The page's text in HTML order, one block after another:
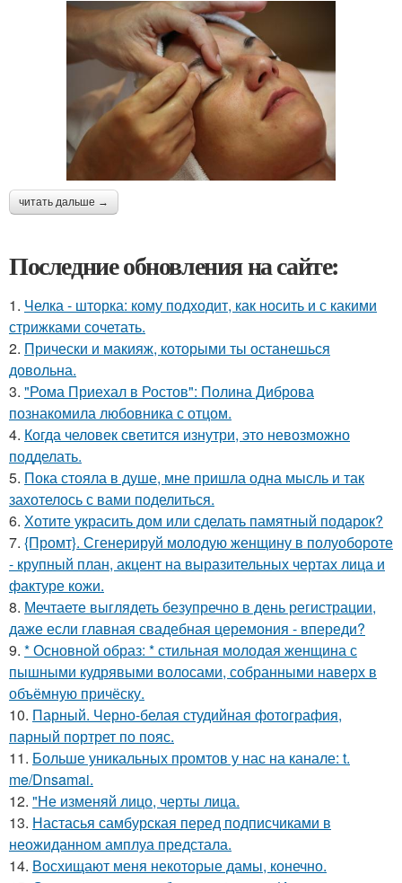
читать дальше →
Последние обновления на сайте:
1. Челка - шторка: кому подходит, как носить и с какими
стрижками сочетать.
2. Прически и макияж, которыми ты останешься
довольна.
3. "Рома Приехал в Ростов": Полина Диброва
познакомила любовника с отцом.
4. Когда человек светится изнутри, это невозможно
подделать.
5. Пока стояла в душе, мне пришла одна мысль и так
захотелось с вами поделиться.
6. Хотите украсить дом или сделать памятный подарок?
7. {Промт}. Сгенерируй молодую женщину в полуобороте
- крупный план, акцент на выразительных чертах лица и
фактуре кожи.
8. Мечтаете выглядеть безупречно в день регистрации,
даже если главная свадебная церемония - впереди?
9. * Основной образ: * стильная молодая женщина с
пышными кудрявыми волосами, собранными наверх в
объёмную причёску.
10. Парный. Черно-белая студийная фотография,
парный портрет по пояс.
11. Больше уникальных промтов у нас на канале: t.
me/Dnsamai.
12. "Не изменяй лицо, черты лица.
13. Настасья самбурская перед подписчиками в
неожиданном амплуа предстала.
14. Восхищают меня некоторые дамы, конечно.